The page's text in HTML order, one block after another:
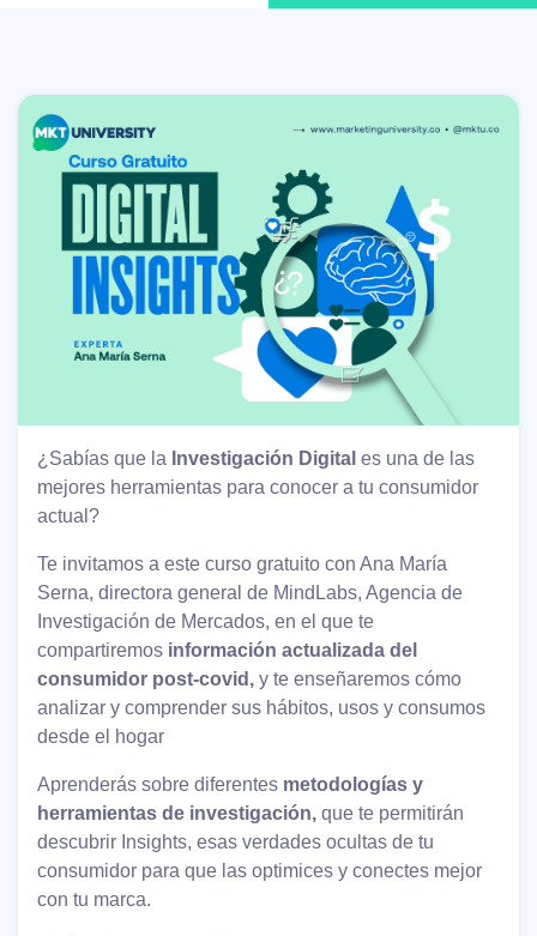
¿Sabías que la Investigación Digital es una de las
mejores herramientas para conocer a tu consumidor
actual?
Te invitamos a este curso gratuito con Ana María
Serna, directora general de MindLabs, Agencia de
Investigación de Mercados, en el que te
compartiremos información actualizada del
consumidor post-covid, y te enseñaremos cómo
analizar y comprender sus hábitos, usos y consumos
desde el hogar
Aprenderás sobre diferentes metodologías y
herramientas de investigación, que te permitirán
descubrir Insights, esas verdades ocultas de tu
consumidor para que las optimices y conectes mejor
con tu marca.